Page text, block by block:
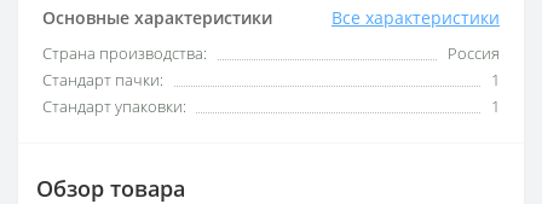
Основные характеристики Все характеристики
Страна производства:
Россия
Стандарт пачки:
1
Стандарт упаковки:
1
Обзор товара